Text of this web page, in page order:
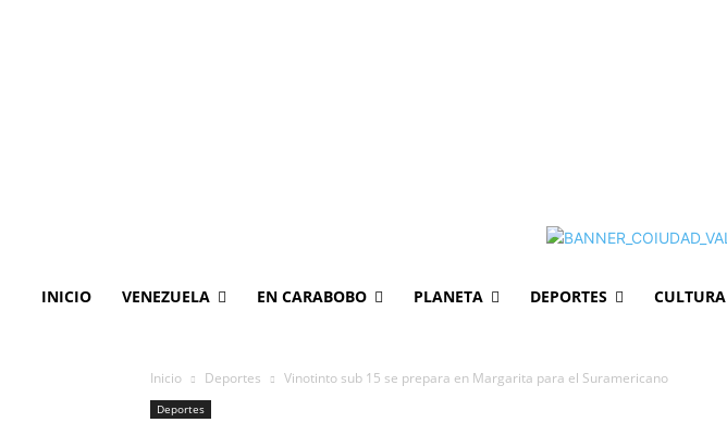
INICIO VENEZUELA EN CARABOBO PLANETA DEPORTES CULTURA
Inicio Deportes Vinotinto sub 15 se prepara en Margarita para el Suramericano
Deportes